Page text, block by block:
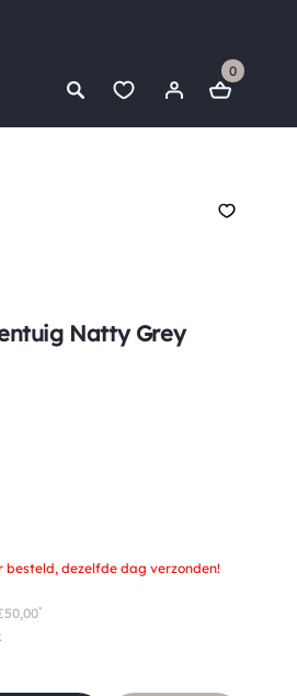
0
Natty Grey
besteld, dezelfde dag verzonden!
*